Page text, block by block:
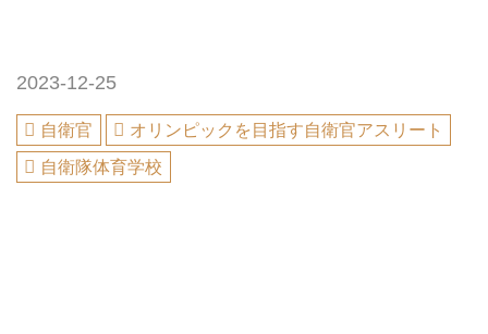
2023-12-25
自衛官
オリンピックを目指す自衛官アスリート
自衛隊体育学校